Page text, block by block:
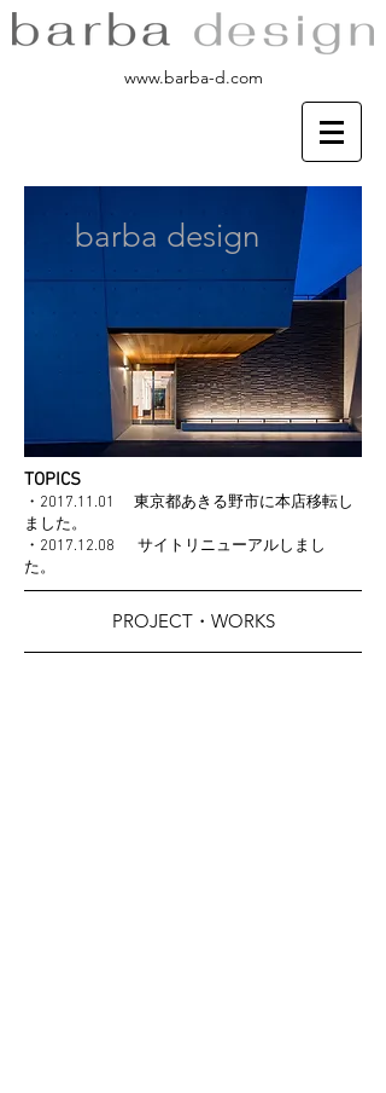
www.barba-d.com
PROJECT・WORKS
barba design
TOPICS
・2017.11.01 東京都あきる野市に本店移転し
ました。
・2017.12.08 サイトリニューアルしまし
た。